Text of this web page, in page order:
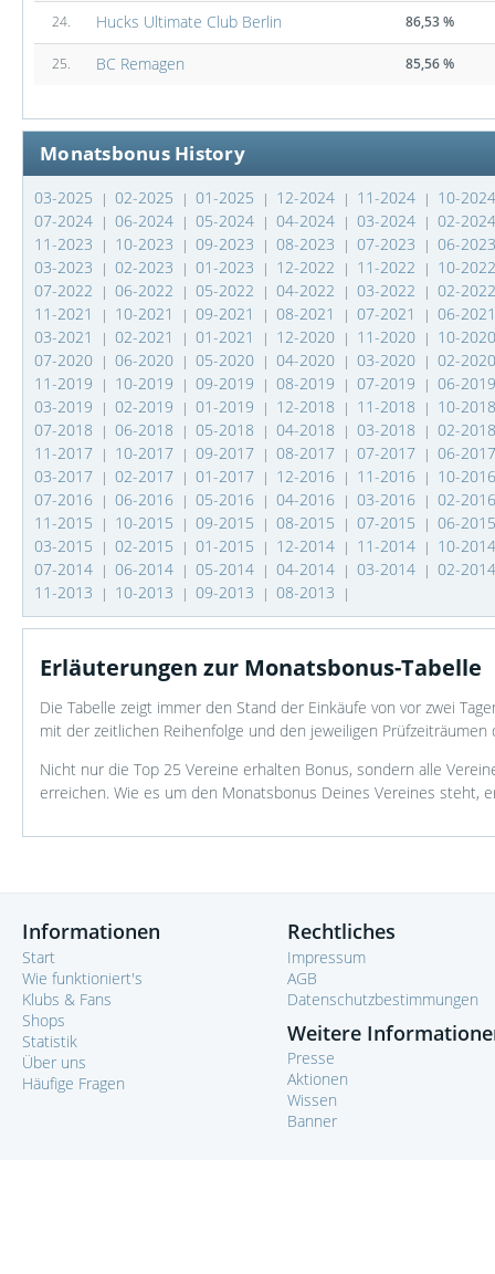
24. Hucks Ultimate Club Berlin 86,53 %
25. BC Remagen 85,56 %
Monatsbonus History
03-2025 | 02-2025 | 01-2025 | 12-2024 | 11-2024 | 10-
07-2024 | 06-2024 | 05-2024 | 04-2024 | 03-2024 | 02-
11-2023
| 10-2023 | 09-2023 | 08-2023 | 07-2023 | 06-
03-2023
| 02-2023 | 01-2023 | 12-2022 | 11-2022 | 10-
07-2022
| 06-2022 | 05-2022 | 04-2022 | 03-2022 | 02-
11-2021
| 10-2021 | 09-2021 | 08-2021 | 07-2021 | 06-
03-2021
| 02-2021 | 01-2021 | 12-2020 | 11-2020 | 10-
07-2020 | 06-2020 | 05-2020 | 04-2020 | 03-2020 | 02-
11-2019
| 10-2019 | 09-2019 | 08-2019 | 07-2019 | 06-
03-2019
| 02-2019 | 01-2019 | 12-2018 | 11-2018 | 10-
07-2018
| 06-2018 | 05-2018 | 04-2018 | 03-2018 | 02-
11-2017 | 10-2017 | 09-2017 | 08-2017 | 07-2017 | 06-
03-2017 | 02-2017 | 01-2017 | 12-2016 | 11-2016 | 10-
07-2016 | 06-2016 | 05-2016 | 04-2016 | 03-2016 | 02-
11-2015
| 10-2015 | 09-2015 | 08-2015 | 07-2015 | 06-
03-2015
| 02-2015 | 01-2015 | 12-2014 | 11-2014 | 10-
07-2014 | 06-2014 | 05-2014 | 04-2014 | 03-2014 | 02-
11-2013
| 10-2013 | 09-2013 | 08-2013 |
Erläuterungen zur Monatsbonus-Tabelle
Die Tabelle zeigt immer den Stand der Einkäufe von vor zwei
mit der zeitlichen Reihenfolge und den jeweiligen Prüfzeiträumen
Nicht nur die Top 25 Vereine erhalten Bonus, sondern alle
erreichen. Wie es um den Monatsbonus Deines Vereines steht,
Informationen
Start
Wie funktioniert's
Klubs & Fans
Shops
Statistik
Über uns
Häufige Fragen
Rechtliches
Impressum
AGB
Datenschutzbestimmungen
Weitere
Presse
Aktionen
Wissen
Banner